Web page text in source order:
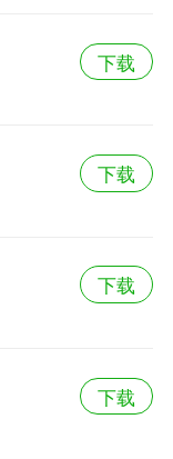
下载
下载
下载
下载